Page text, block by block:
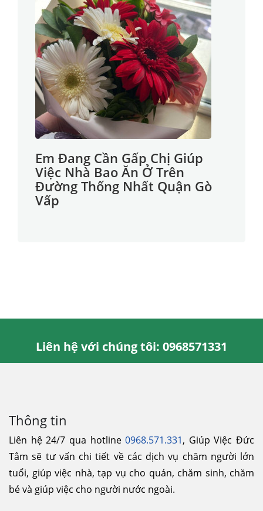
Em Đang Cần Gấp Chị Giúp
Việc Nhà Bao Ăn Ở Trên
Đường Thống Nhất Quận Gò
Vấp
Liên hệ với chúng tôi: 0968571331
Thông tin
Liên hệ 24/7 qua hotline0968.571.331, Giúp Việc Đức
Tâm sẽ tư vấn chi tiết về các dịch vụ chăm người lớn
tuổi, giúp việc nhà, tạp vụ cho quán, chăm sinh, chăm
bé và giúp việc cho người nước ngoài.